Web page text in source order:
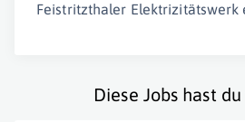
Feistritzthaler Elektrizitätswerk
Diese Jobs hast